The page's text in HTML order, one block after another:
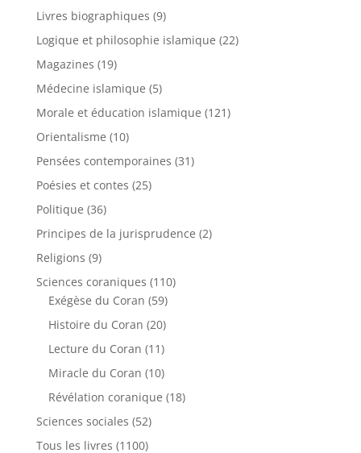
Livres biographiques (9)
Logique et philosophie islamique (22)
Magazines (19)
Médecine islamique (5)
Morale et éducation islamique (121)
Orientalisme (10)
Pensées contemporaines (31)
Poésies et contes (25)
Politique (36)
Principes de la jurisprudence (2)
Religions (9)
Sciences coraniques (110)
Exégèse du Coran (59)
Histoire du Coran (20)
Lecture du Coran (11)
Miracle du Coran (10)
Révélation coranique (18)
Sciences sociales (52)
Tous les livres (1100)